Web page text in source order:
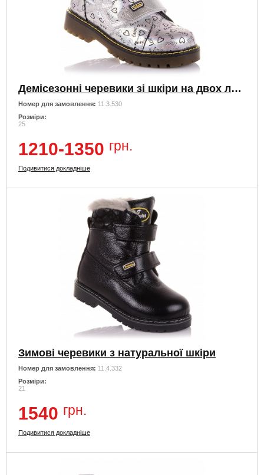
Демісезонні черевики зі шкіри на двох липучках
Номер для замовлення: 11.3.530
Розміри:
25
1210-1350 грн.
Подивитися докладніше
Зимові черевики з натуральної шкіри
Номер для замовлення: 11.4.332
Розміри:
21
1540 грн.
Подивитися докладніше